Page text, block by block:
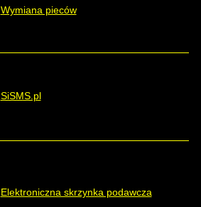
Wymiana pieców
SiSMS.pl
Elektroniczna skrzynka podawcza